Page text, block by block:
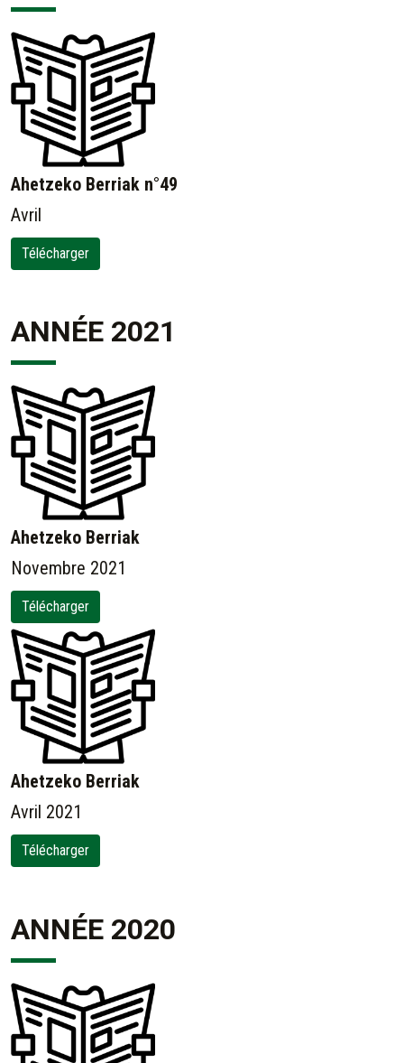
Ahetzeko Berriak n°49
Avril
Télécharger
ANNÉE 2021
Ahetzeko Berriak
Novembre 2021
Télécharger
Ahetzeko Berriak
Avril 2021
Télécharger
ANNÉE 2020